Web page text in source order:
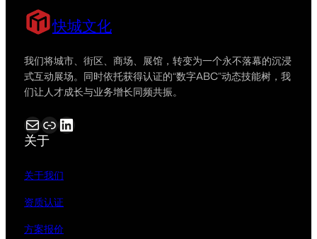
快城文化
我们将城市、街区、商场、展馆，转变为一个永不落幕的沉浸
式互动展场。同时依托获得认证的“数字ABC”动态技能树，我
们让人才成长与业务增长同频共振。
电子邮件链接LinkedIn
关于
关于我们
资质认证
方案报价